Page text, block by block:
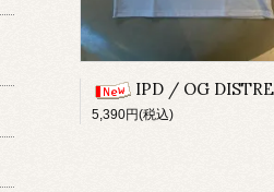
IPD / OG DISTRESSED TEE /
5,390円(税込)